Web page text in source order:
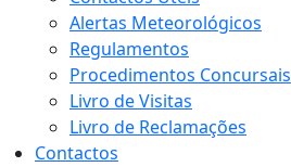
Alertas Meteorológicos
Regulamentos
Procedimentos Concursais
Livro de Visitas
Livro de Reclamações
Contactos